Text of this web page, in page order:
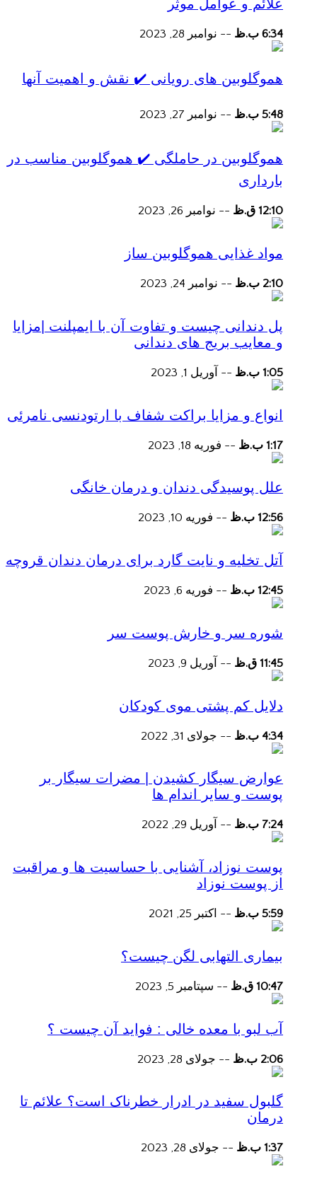
علائم و عوامل موثر
6:34 ب.ظ -- نوامبر 28, 2023
هموگلوبین های رویانی ✔️ نقش و اهمیت آنها
5:48 ب.ظ -- نوامبر 27, 2023
هموگلوبین در حاملگی ✔️ هموگلوبین مناسب در
بارداری
12:10 ق.ظ -- نوامبر 26, 2023
مواد غذایی هموگلوبین ساز
2:10 ب.ظ -- نوامبر 24, 2023
پل دندانی چیست و تفاوت آن با ایمپلنت |مزایا
و معایب بریج های دندانی
1:05 ب.ظ -- آوریل 1, 2023
انواع و مزایا براکت شفاف با ارتودنسی نامرئی
1:17 ب.ظ -- فوریه 18, 2023
علل پوسیدگی دندان و درمان خانگی
12:56 ب.ظ -- فوریه 10, 2023
آتل تخلیه و نایت گارد برای درمان دندان قروچه
12:45 ب.ظ -- فوریه 6, 2023
شوره سر و خارش پوست سر
11:45 ق.ظ -- آوریل 9, 2023
دلایل کم پشتی موی کودکان
4:34 ب.ظ -- جولای 31, 2022
عوارض سیگار کشیدن | مضرات سیگار بر
پوست و سایر اندام ها
7:24 ب.ظ -- آوریل 29, 2022
پوست نوزاد، آشنایی با حساسیت ها و مراقبت
از پوست نوزاد
5:59 ب.ظ -- اکتبر 25, 2021
بیماری التهابی لگن چیست؟
10:47 ق.ظ -- سپتامبر 5, 2023
آب لبو با معده خالی : فواید آن چیست ؟
2:06 ب.ظ -- جولای 28, 2023
گلبول سفید در ادرار خطرناک است؟ علائم تا
درمان
1:37 ب.ظ -- جولای 28, 2023